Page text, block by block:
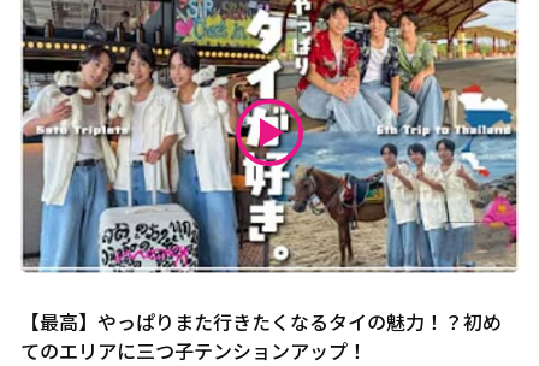
【最高】やっぱりまた行きたくなるタイの魅力！？初め
てのエリアに三つ子テンションアップ！